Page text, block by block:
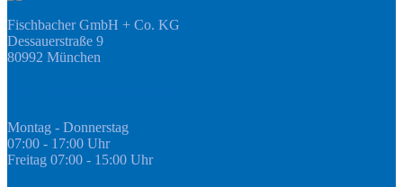
Fischbacher GmbH + Co. KG
Dessauerstraße 9
80992 München
Montag - Donnerstag
07:00 - 17:00 Uhr
Freitag 07:00 - 15:00 Uhr